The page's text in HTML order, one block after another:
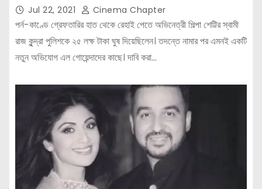
Jul 22, 2021 Cinema Chapter
পর্ন-কাণ্ডে গ্রেফতারির হাত থেকে রেহাই পেতে অভিনেত্রী শিল্পা শেট্টির স্বামী
রাজ কুন্দ্রা পুলিশকে ২৫ লক্ষ টাকা ঘুষ দিয়েছিলেন। তদন্তে নামার পর এমনই একটি
নতুন অভিযোগ এল গোয়েন্দাদের কাছে। দাবি করা…